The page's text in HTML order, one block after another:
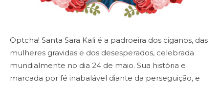
Optcha! Santa Sara Kali é a padroeira dos ciganos, das
mulheres gravidas e dos desesperados, celebrada
mundialmente no dia 24 de maio. Sua história e
marcada por fé inabalável diante da perseguição, e